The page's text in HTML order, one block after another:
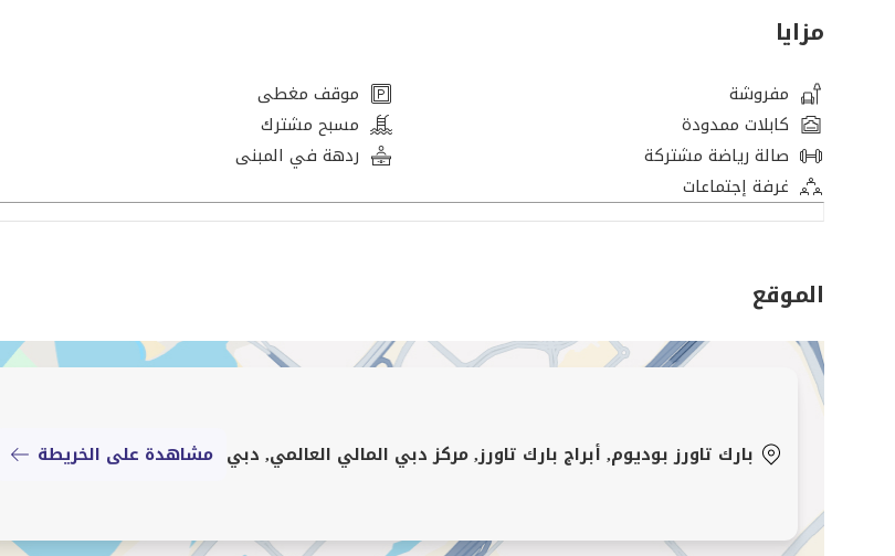
موقف سيارات في الطابق السفلي
مصاعد عالية السرعة
أمن على مدار 24 ساعة
مراقبة بالكاميرات
3 ساعات موقف سيارات مجاني للزوار
للزيارة والمزيد من المعلومات، لا تتردد في الاتصال
أكثر من 500 شقة سكنية
أكثر من 120 مكتب تجاري
(DIFC). تم تطويره من قبل شركة داماك العقارية، ويتكون المجمع من بنائين شاهقين يقدمان شققًا ومكاتب ومحلات
الطابق الثاني عشر وما فوق.
مزايا
مفروشة
موقف مغطى
كابلات ممدودة
مسبح مشترك
صالة رياضة مشتركة
ردهة في المبنى
غرفة إجتماعات
الموقع
بارك تاورز بوديوم, أبراج بارك تاورز, مركز دبي المالي العالمي, دبي مشاهدة على الخريطة